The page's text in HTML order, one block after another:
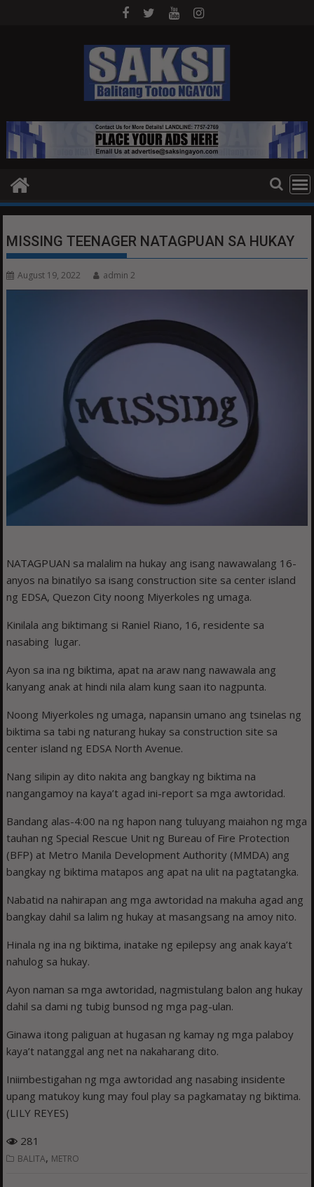
MISSING TEENAGER NATAGPUAN SA HUKAY
August 19, 2022 admin 2
NATAGPUAN sa malalim na hukay ang isang nawawalang 16-
anyos na binatilyo sa isang construction site sa center island
ng EDSA, Quezon City noong Miyerkoles ng umaga.
Kinilala ang biktimang si Raniel Riano, 16, residente sa
nasabing lugar.
Ayon sa ina ng biktima, apat na araw nang nawawala ang
kanyang anak at hindi nila alam kung saan ito nagpunta.
Noong Miyerkoles ng umaga, napansin umano ang tsinelas ng
biktima sa tabi ng naturang hukay sa construction site sa
center island ng EDSA North Avenue.
Nang silipin ay dito nakita ang bangkay ng biktima na
nangangamoy na kaya’t agad ini-report sa mga awtoridad.
Bandang alas-4:00 na ng hapon nang tuluyang maiahon ng mga
tauhan ng Special Rescue Unit ng Bureau of Fire Protection
(BFP) at Metro Manila Development Authority (MMDA) ang
bangkay ng biktima matapos ang apat na ulit na pagtatangka.
Nabatid na nahirapan ang mga awtoridad na makuha agad ang
bangkay dahil sa lalim ng hukay at masangsang na amoy nito.
Hinala ng ina ng biktima, inatake ng epilepsy ang anak kaya’t
nahulog sa hukay.
Ayon naman sa mga awtoridad, nagmistulang balon ang hukay
dahil sa dami ng tubig bunsod ng mga pag-ulan.
Ginawa itong paliguan at hugasan ng kamay ng mga palaboy
kaya’t natanggal ang net na nakaharang dito.
Iniimbestigahan ng mga awtoridad ang nasabing insidente
upang matukoy kung may foul play sa pagkamatay ng biktima.
(LILY REYES)
281
BALITA, METRO